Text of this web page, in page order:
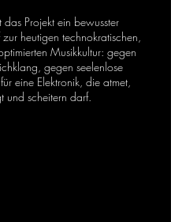
Projekt ein bewusster
heutigen technokratischen,
Musikkultur: gegen
gegen seelenlose
eine Elektronik, die atmet,
und scheitern darf.